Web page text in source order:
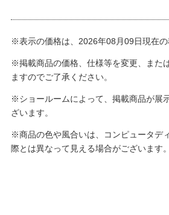
※表示の価格は、2026年08月09日現在の
※掲載商品の価格、仕様等を変更、また
ますのでご了承ください。
※ショールームによって、掲載商品が展
ざいます。
※商品の色や風合いは、コンピュータデ
際とは異なって見える場合がございます。